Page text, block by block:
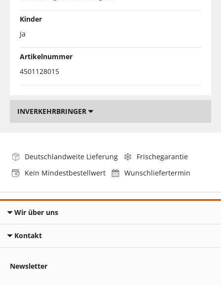
Kinder
Ja
Artikelnummer
4501128015
INVERKEHRBRINGER
Deutschlandweite Lieferung
Frischegarantie
Kein Mindestbestellwert
Wunschliefertermin
Wir über uns
Kontakt
Newsletter